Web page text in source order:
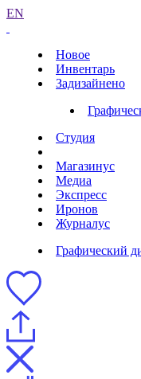
EN
Новое
Инвентарь
Задизайнено
Студия
Магазинус
Медиа
Экспресс
Иронов
Журналус
Графический